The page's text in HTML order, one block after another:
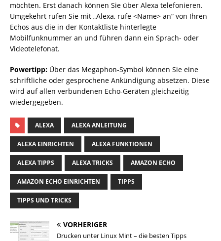
möchten. Erst danach können Sie über Alexa telefonieren.
Umgekehrt rufen Sie mit „Alexa, rufe <Name> an“ von Ihren
Echos aus die in der Kontaktliste hinterlegte
Mobilfunknummer an und führen dann ein Sprach- oder
Videotelefonat.
Powertipp: Über das Megaphon-Symbol können Sie eine
schriftliche oder gesprochene Ankündigung absetzen. Diese
wird auf allen verbundenen Echo-Geräten gleichzeitig
wiedergegeben.
ALEXA ALEXA ANLEITUNG
ALEXA EINRICHTEN ALEXA FUNKTIONEN
ALEXA TIPPS ALEXA TRICKS AMAZON ECHO
AMAZON ECHO EINRICHTEN TIPPS
TIPPS UND TRICKS
VORHERIGER
Drucken unter Linux Mint – die besten Tipps